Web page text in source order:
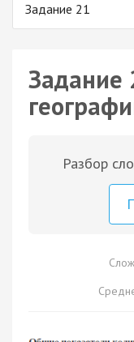
Задание 21
Задание
Разбор